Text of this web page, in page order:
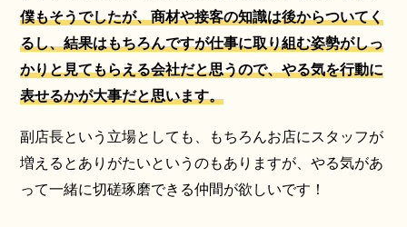
僕もそうでしたが、商材や接客の知識は後からついてく
るし、結果はもちろんですが仕事に取り組む姿勢がしっ
かりと見てもらえる会社だと思うので、やる気を行動に
表せるかが大事だと思います。
副店長という立場としても、もちろんお店にスタッフが
増えるとありがたいというのもありますが、やる気があ
って一緒に切磋琢磨できる仲間が欲しいです！